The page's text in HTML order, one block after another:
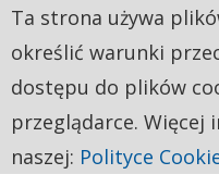
Ta strona używa
określić warunki
dostępu do plików
przeglądarce. Więcej
naszej: Polityce